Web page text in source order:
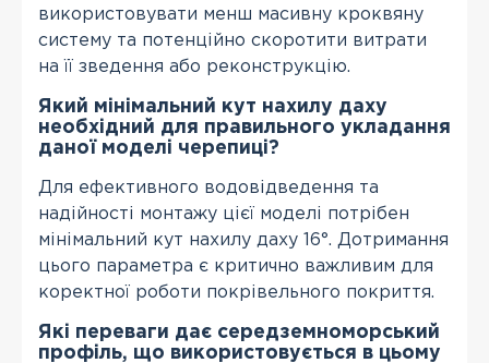
використовувати менш масивну кроквяну
систему та потенційно скоротити витрати
на її зведення або реконструкцію.
Який мінімальний кут нахилу даху
необхідний для правильного укладання
даної моделі черепиці?
Для ефективного водовідведення та
надійності монтажу цієї моделі потрібен
мінімальний кут нахилу даху 16°. Дотримання
цього параметра є критично важливим для
коректної роботи покрівельного покриття.
Які переваги дає середземноморський
профіль, що використовується в цьому